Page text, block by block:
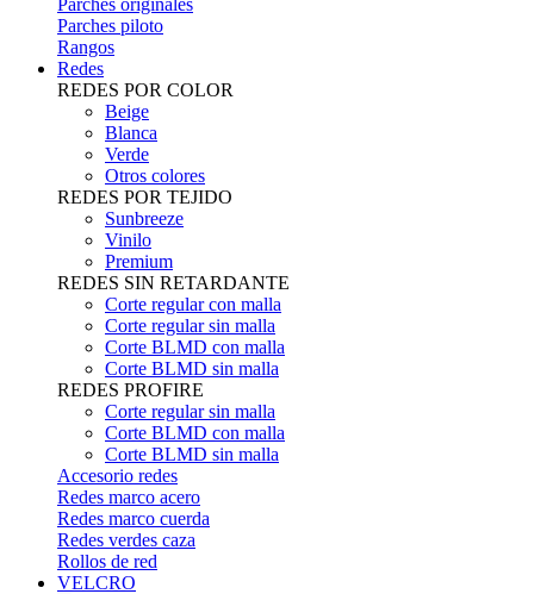
Parches originales
Parches piloto
Rangos
Redes
REDES POR COLOR
Beige
Blanca
Verde
Otros colores
REDES POR TEJIDO
Sunbreeze
Vinilo
Premium
REDES SIN RETARDANTE
Corte regular con malla
Corte regular sin malla
Corte BLMD con malla
Corte BLMD sin malla
REDES PROFIRE
Corte regular sin malla
Corte BLMD con malla
Corte BLMD sin malla
Accesorio redes
Redes marco acero
Redes marco cuerda
Redes verdes caza
Rollos de red
VELCRO